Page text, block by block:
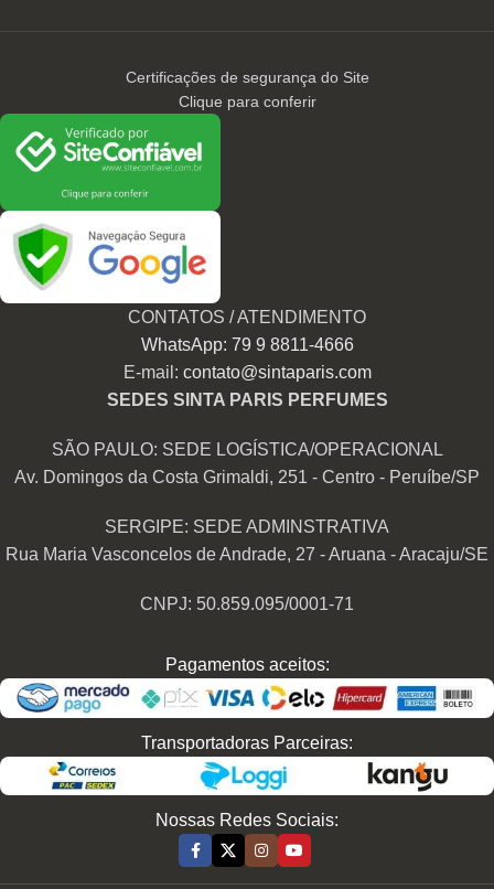
Certificações de segurança do Site
Clique para conferir
CONTATOS / ATENDIMENTO
WhatsApp: 79 9 8811-4666
E-mail: contato@sintaparis.com
SEDES SINTA PARIS PERFUMES
SÃO PAULO: SEDE LOGÍSTICA/OPERACIONAL
Av. Domingos da Costa Grimaldi, 251 - Centro - Peruíbe/SP
SERGIPE: SEDE ADMINSTRATIVA
Rua Maria Vasconcelos de Andrade, 27 - Aruana - Aracaju/SE
CNPJ: 50.859.095/0001-71
Pagamentos aceitos:
Transportadoras Parceiras:
Nossas Redes Sociais: